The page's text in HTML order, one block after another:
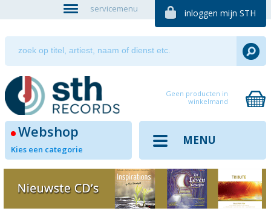
servicemenu inloggen mijn STH
Geen producten in
winkelmand
Webshop
Kies een categorie
MENU